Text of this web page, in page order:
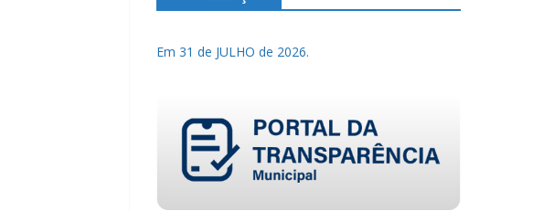
Em 31 de JULHO de 2026.